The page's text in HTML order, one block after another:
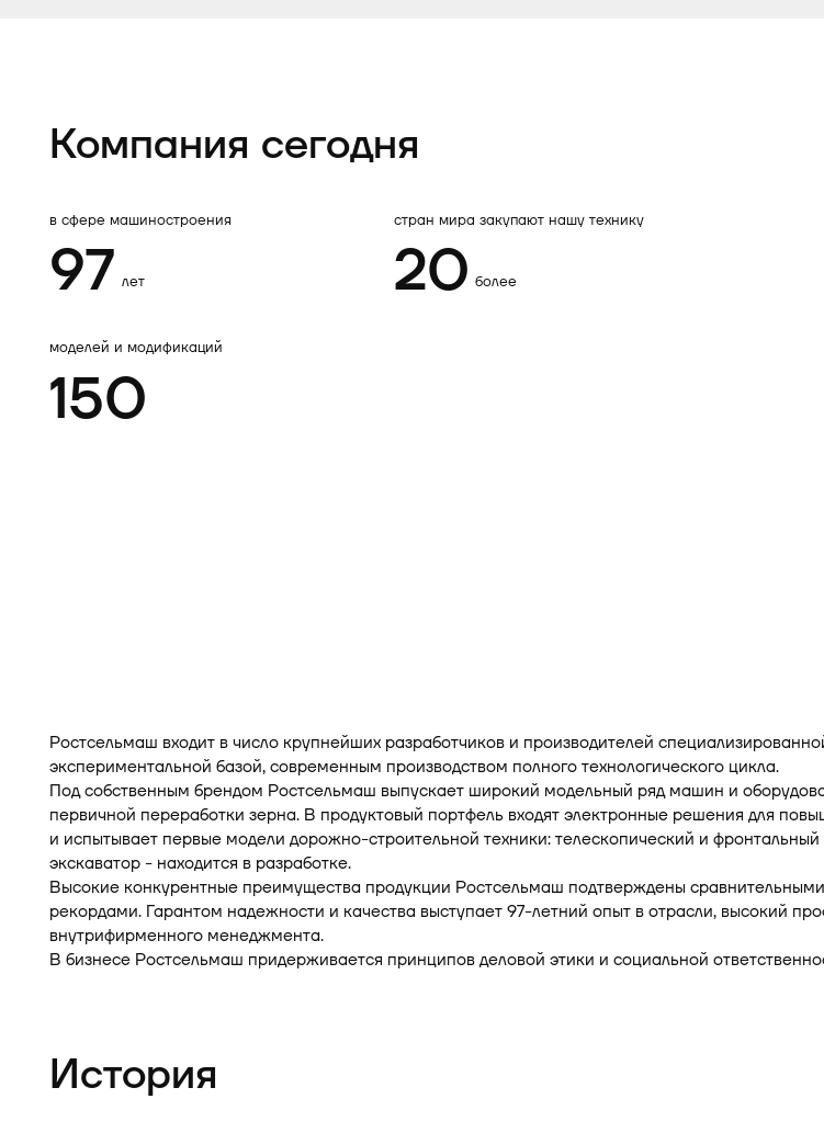
Компания сегодня
в сфере машиностроения
97 лет
стран мира закупают нашу технику
20 более
моделей и модификаций
150
Ростсельмаш входит в число крупнейших разработчиков и производителей
экспериментальной базой, современным производством полного технологического цикла.
Под собственным брендом Ростсельмаш выпускает широкий модельный ряд машин и
первичной переработки зерна. В продуктовый портфель входят электронные решения для
и испытывает первые модели дорожно-строительной техники: телескопический и
экскаватор - находится в разработке.
Высокие конкурентные преимущества продукции Ростсельмаш подтверждены
рекордами. Гарантом надежности и качества выступает 97-летний опыт в отрасли, высокий
внутрифирменного менеджмента.
В бизнесе Ростсельмаш придерживается принципов деловой этики и социальной
История